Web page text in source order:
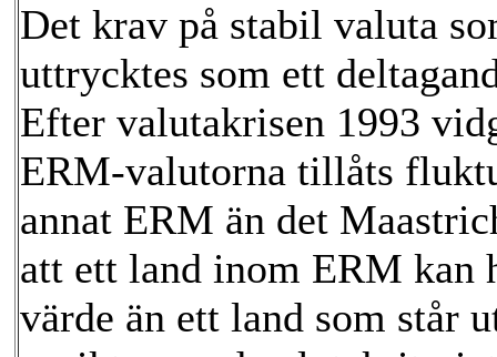
Det krav på stabil valuta
uttrycktes som ett
Efter valutakrisen 1993
ERM-valutorna tillåts
annat ERM än det
att ett land inom ERM kan
värde än ett land som står